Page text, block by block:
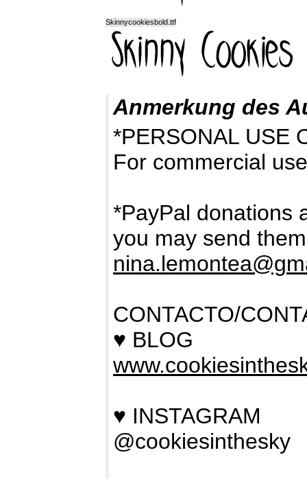
Skinnycookiesbold.ttf
Anmerkung des
*PERSONAL USE
For commercial
*PayPal donations
you may send
CONTACTO/
♥ BLOG
♥ INSTAGRAM
@cookiesinthesky